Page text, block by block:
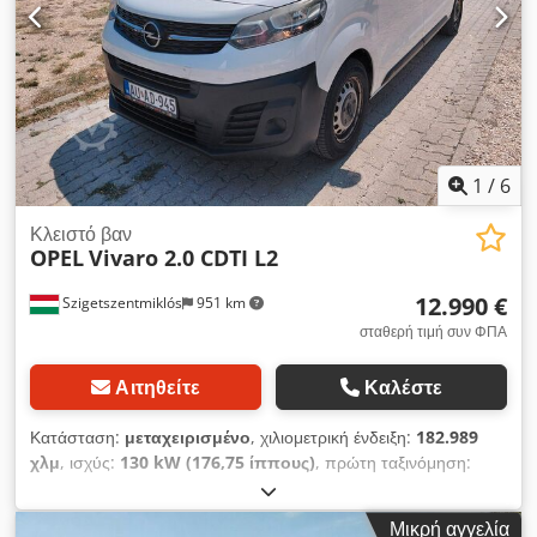
1 / 6
Szigetszentmiklós 951 km
Κλειστό βαν
OPELVivaro 2.0 CDTI L2
12.990 €
σταθερή τιμή συν ΦΠΑ
Αιτηθείτε Καλέστε
Κατάσταση: μεταχειρισμένο, χιλιομετρική ένδειξη: 182.989
χλμ, ισχύς: 130 kW (176,75 ίππους), πρώτη ταξινόμηση:
ντίζελ
επόμενος τεχνικός έλεγχος (TÜV):12/2026, χρώμα:λευκό,
Μικρή αγγελία